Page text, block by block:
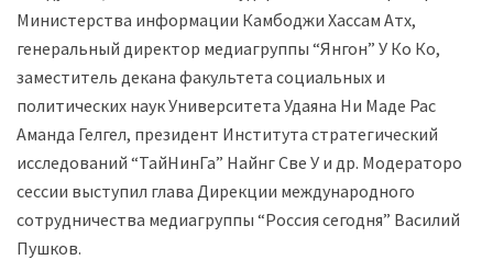
Министерства информации Камбоджи Хассам Атх,
генеральный директор медиагруппы “Янгон” У Ко Ко,
заместитель декана факультета социальных и
политических наук Университета Удаяна Ни Маде Рас
Аманда Гелгел, президент Института стратегический
исследований “ТайНинГа” Найнг Све У и др. Модератором
сессии выступил глава Дирекции международного
сотрудничества медиагруппы “Россия сегодня” Василий
Пушков.